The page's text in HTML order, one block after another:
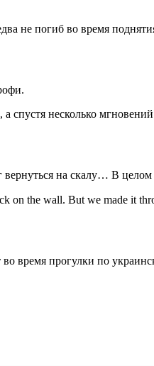
не погиб во время
несколько
на скалу… В целом
on the wall. But we made it
время прогулки по